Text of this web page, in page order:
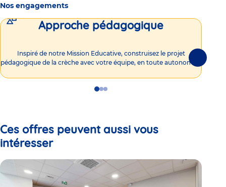
Nos engagements
Approche pédagogique
Inspiré de notre Mission Educative, construisez le projet
pédagogique de la crèche avec votre équipe, en toute autonomie !
GoGoGo
Ces offres peuvent aussi vous
intéresser